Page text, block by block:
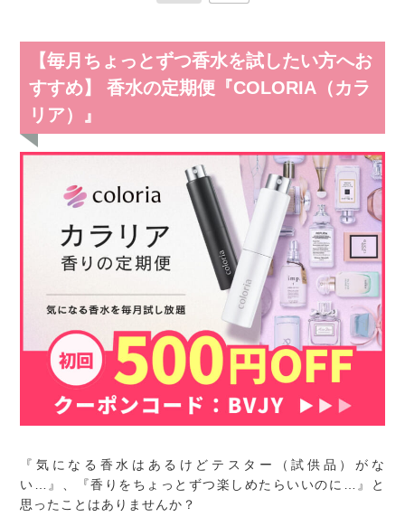
【毎月ちょっとずつ香水を試したい方へお
すすめ】 香水の定期便『COLORIA（カラ
リア）』
『気になる香水はあるけどテスター（試供品）がな
い…』、『香りをちょっとずつ楽しめたらいいのに…』と
思ったことはありませんか？